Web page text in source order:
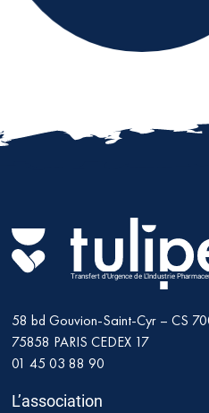
Transfert d'Urgence de L'Industrie
58 bd Gouvion-Saint-Cyr – CS
75858 PARIS CEDEX 17
01 45 03 88 90
L’association